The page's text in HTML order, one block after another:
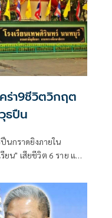
ร่า9ชีวิตวิกฤต
ธปืน
นกราดยิงภายใน